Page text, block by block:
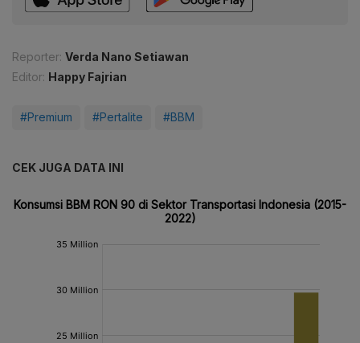
Reporter: Verda Nano Setiawan
Editor: Happy Fajrian
#Premium #Pertalite #BBM
CEK JUGA DATA INI